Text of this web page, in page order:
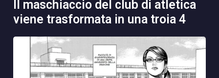
viene trasformata in una troia 4